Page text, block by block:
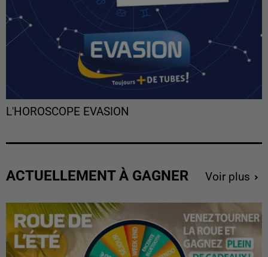
L'HOROSCOPE EVASION
ACTUELLEMENT À GAGNER Voir plus